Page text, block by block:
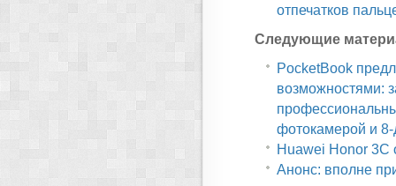
отпечатков
Следующие
PocketBook
возможностями:
фотокамерой и
Huawei Honor 3C
Анонс: вполне